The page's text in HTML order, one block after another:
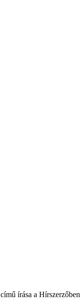
című írása a